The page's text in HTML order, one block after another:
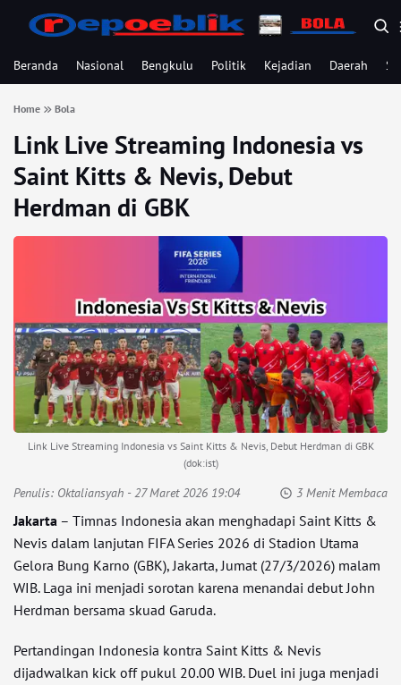
Beranda Nasional Bengkulu Politik Kejadian Daerah
Home Bola
Link Live Streaming Indonesia vs
Saint Kitts & Nevis, Debut
Herdman di GBK
Link Live Streaming Indonesia vs Saint Kitts & Nevis, Debut Herdman di GBK
(dok:ist)
Penulis: Oktaliansyah - 27 Maret 2026 19:04 3 Menit Membaca
Jakarta – Timnas Indonesia akan menghadapi Saint Kitts &
Nevis dalam lanjutan FIFA Series 2026 di Stadion Utama
Gelora Bung Karno (GBK), Jakarta, Jumat (27/3/2026) malam
WIB. Laga ini menjadi sorotan karena menandai debut John
Herdman bersama skuad Garuda.
Pertandingan Indonesia kontra Saint Kitts & Nevis
dijadwalkan kick off pukul 20.00 WIB. Duel ini juga menjadi